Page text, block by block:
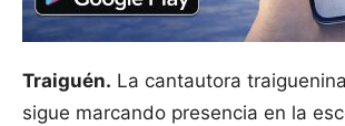
Traiguén. La cantautora traiguenina
sigue marcando presencia en la